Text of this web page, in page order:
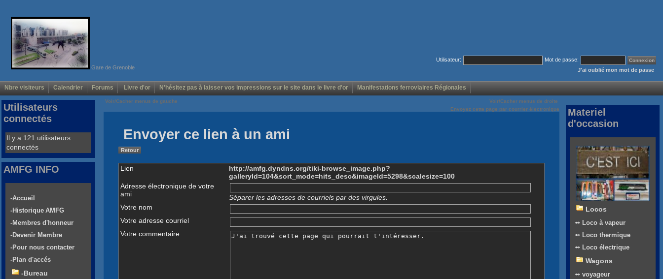
Gare de Grenoble
Utilisateur:
Mot de passe:
J'ai oublié mon mot de passe
Nbre visiteurs Calendrier Forums Livre d'or N'hésitez pas à laisser vos impressions sur le site dans le livre d'or Manifestations ferroviaires Régionales
Voir/Cacher menus de gauche
Voir/Cacher menus de droite
Envoyez cette page par courrier électronique
Envoyer ce lien à un ami
Retour
Lien
http://amfg.dyndns.org/tiki-browse_image.php?
galleryId=104&sort_mode=hits_desc&imageId=5298&scalesize=100
Adresse électronique de votre
ami
Séparer les adresses de courriels par des virgules.
Votre nom
Votre adresse courriel
Votre commentaire
Utilisateurs
connectés
Il y a 121 utilisateurs
connectés
AMFG INFO
-Accueil
-Historique AMFG
-Membres d'honneur
-Devenir Membre
-Pour nous contacter
-Plan d'accés
-Bureau
Materiel
d'occasion
Locos
➻ Loco à vapeur
➻ Loco thermique
➻ Loco électrique
Wagons
➻ voyageur